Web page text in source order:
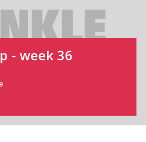
- week 36